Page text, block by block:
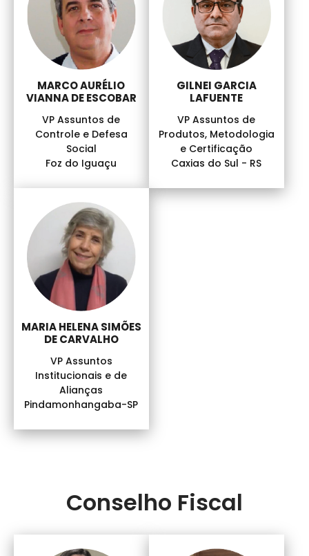
MARCO AURÉLIO
VIANNA DE ESCOBAR
VP Assuntos de
Controle e Defesa
Social
Foz do Iguaçu
GILNEI GARCIA
LAFUENTE
VP Assuntos de
Produtos, Metodologia
e Certificação
Caxias do Sul - RS
MARIA HELENA SIMÕES
DE CARVALHO
VP Assuntos
Institucionais e de
Alianças
Pindamonhangaba-SP
Conselho Fiscal